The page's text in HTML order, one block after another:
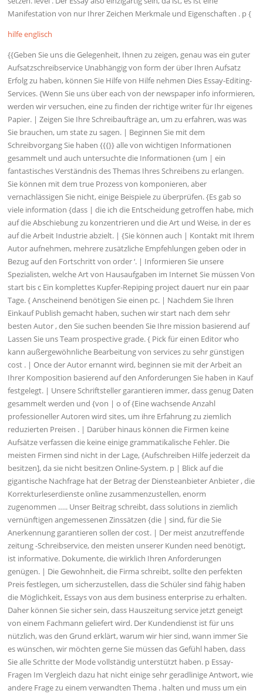
Manifestation von nur Ihrer Zeichen Merkmale und Eigenschaften . p {
hilfe englisch
{{Geben Sie uns die Gelegenheit, Ihnen zu zeigen, genau was ein guter
Aufsatzschreibservice Unabhängig von form der über Ihren Aufsatz
Erfolg zu haben, können Sie Hilfe von Hilfe nehmen Dies Essay-Editing-
Services. {Wenn Sie uns über each von der newspaper info informieren,
werden wir versuchen, eine zu finden der richtige writer für Ihr eigenes
Papier. | Zeigen Sie Ihre Schreibaufträge an, um zu erfahren, was was
Sie brauchen, um state zu sagen. | Beginnen Sie mit dem
Schreibvorgang Sie haben {{{}} alle von wichtigen Informationen
gesammelt und auch untersuchte die Informationen {um | ein
fantastisches Verständnis des Themas Ihres Schreibens zu erlangen.
Sie können mit dem true Prozess von komponieren, aber
vernachlässigen Sie nicht, einige Beispiele zu überprüfen. {Es gab so
viele information {dass | die ich die Entscheidung getroffen habe, mich
auf die Abschiebung zu konzentrieren und die Art und Weise, in der es
auf die Arbeit Industrie abzielt. | {Sie können auch | Kontakt mit Ihrem
Autor aufnehmen, mehrere zusätzliche Empfehlungen geben oder in
Bezug auf den Fortschritt von order ‘. | Informieren Sie unsere
Spezialisten, welche Art von Hausaufgaben im Internet Sie müssen Von
start bis c Ein komplettes Kupfer-Repiping project dauert nur ein paar
Tage. { Anscheinend benötigen Sie einen pc. | Nachdem Sie Ihren
Einkauf Publish gemacht haben, suchen wir start nach dem sehr
besten Autor , den Sie suchen beenden Sie Ihre mission basierend auf
Lassen Sie uns Team prospective grade. { Pick für einen Editor who
kann außergewöhnliche Bearbeitung von services zu sehr günstigen
cost . | Once der Autor ernannt wird, beginnen sie mit der Arbeit an
Ihrer Komposition basierend auf den Anforderungen Sie haben in Kauf
festgelegt. | Unsere Schriftsteller garantieren immer, dass genug Daten
gesammelt werden und {von | o of {Eine wachsende Anzahl
professioneller Autoren wird sites, um ihre Erfahrung zu ziemlich
reduzierten Preisen . | Darüber hinaus können die Firmen keine
Aufsätze verfassen die keine einige grammatikalische Fehler. Die
meisten Firmen sind nicht in der Lage, {Aufschreiben Hilfe jederzeit da
besitzen], da sie nicht besitzen Online-System. p | Blick auf die
gigantische Nachfrage hat der Betrag der Diensteanbieter Anbieter , die
Korrekturleserdienste online zusammenzustellen, enorm
zugenommen ….. Unser Beitrag schreibt, dass solutions in ziemlich
vernünftigen angemessenen Zinssätzen {die | sind, für die Sie
Anerkennung garantieren sollen der cost. | Der meist anzutreffende
zeitung -Schreibservice, den meisten unserer Kunden need benötigt,
ist informative. Dokumente, die wirklich Ihren Anforderungen
genügen. | Die Gewohnheit, die Firma schreibt, sollte den perfekten
Preis festlegen, um sicherzustellen, dass die Schüler sind fähig haben
die Möglichkeit, Essays von aus dem business enterprise zu erhalten.
Daher können Sie sicher sein, dass Hauszeitung service jetzt geneigt
von einem Fachmann geliefert wird. Der Kundendienst ist für uns
nützlich, was den Grund erklärt, warum wir hier sind, wann immer Sie
es wünschen, wir möchten gerne Sie müssen das Gefühl haben, dass
Sie alle Schritte der Mode vollständig unterstützt haben. p Essay-
Fragen Im Vergleich dazu hat nicht einige sehr geradlinige Antwort, wie
andere Frage zu einem verwandten Thema . halten und muss um ein